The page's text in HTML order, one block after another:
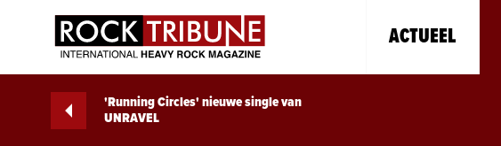
ACTUEEL
'Running Circles' nieuwe single van
UNRAVEL